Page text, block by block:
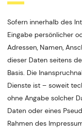
Sofern innerhalb des
Eingabe persönlicher
Adressen, Namen,
dieser Daten seitens
Basis. Die
Dienste ist – soweit
ohne Angabe solcher
Daten oder eines
Rahmen des